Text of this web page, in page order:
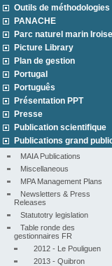
Outils de méthodologies
PANACHE
Parc naturel marin Iroise
Picture Library
Plan de gestion
Portugal
Português
Présentation PPT
Presse
Publication scientifique
Publications grand
MAIA Publications
Miscellaneous
MPA Management Plans
Newsletters & Press
Releases
Statutotry legislation
Table ronde des
gestionnaires FR
2012 - Le Pouliguen
2013 - Quibron